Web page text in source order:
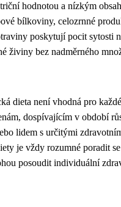
hodnotou a nízkým
bílkoviny, celozrnné
poskytují pocit sytosti
živiny bez nadměrného
dieta není vhodná pro
dospívajícím v období
lidem s určitými
je vždy rozumné poradit
posoudit individuální